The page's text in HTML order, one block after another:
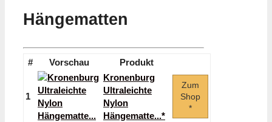
Hängematten
# Vorschau Produkt
1
Kronenburg
Ultraleichte
Nylon
Hängematte...*
Zum
Shop
*